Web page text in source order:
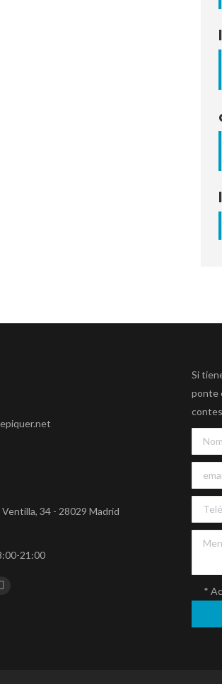
34 - 28029 Madrid
21:00
Si
ponte
*